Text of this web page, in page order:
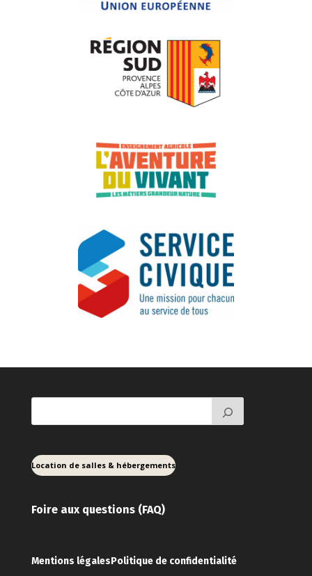
Location de salles & hébergements
Foire aux questions (FAQ)
Mentions légalesPolitique de confidentialité